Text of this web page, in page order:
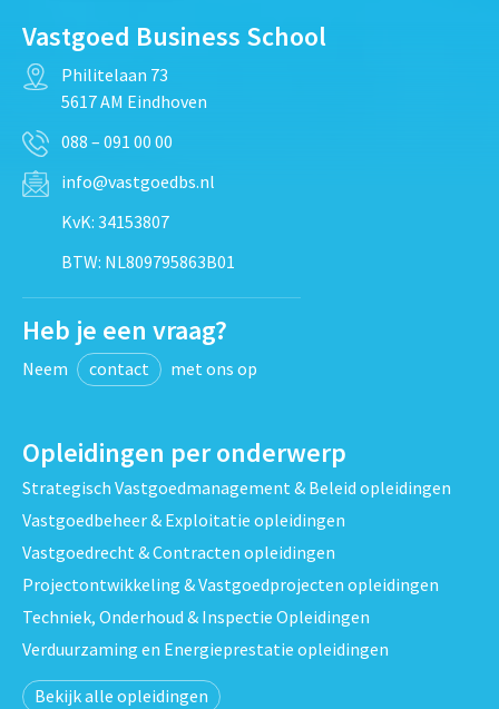
Vastgoed Business School
Philitelaan 73
5617 AM Eindhoven
088 – 091 00 00
info@vastgoedbs.nl
KvK: 34153807
BTW: NL809795863B01
Heb je een vraag?
Neem contact met ons op
Opleidingen per onderwerp
Strategisch Vastgoedmanagement & Beleid opleidingen
Vastgoedbeheer & Exploitatie opleidingen
Vastgoedrecht & Contracten opleidingen
Projectontwikkeling & Vastgoedprojecten opleidingen
Techniek, Onderhoud & Inspectie Opleidingen
Verduurzaming en Energieprestatie opleidingen
Bekijk alle opleidingen